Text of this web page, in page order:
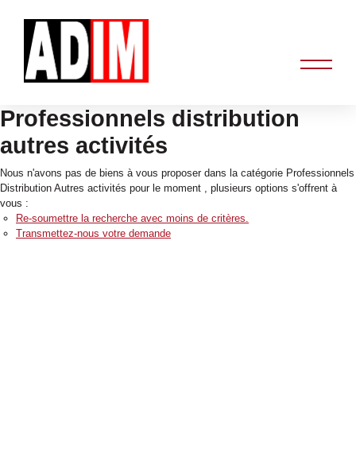
Professionnels distribution
autres activités
Nous n'avons pas de biens à vous proposer dans la catégorie Professionnels
Distribution Autres activités pour le moment , plusieurs options s'offrent à
vous :
Re-soumettre la recherche avec moins de critères.
Transmettez-nous votre demande